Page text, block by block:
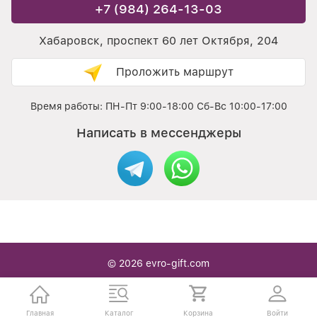
+7 (984) 264-13-03
Хабаровск, проспект 60 лет Октября, 204
Проложить маршрут
Время работы: ПН-Пт 9:00-18:00 Сб-Вс 10:00-17:00
Написать в мессенджеры
© 2026 evro-gift.com
Интернет / офлайн магазин Подарочной упаковки в
Хабаровске — с нами вы легко находите то что надо
Главная Каталог Корзина Войти